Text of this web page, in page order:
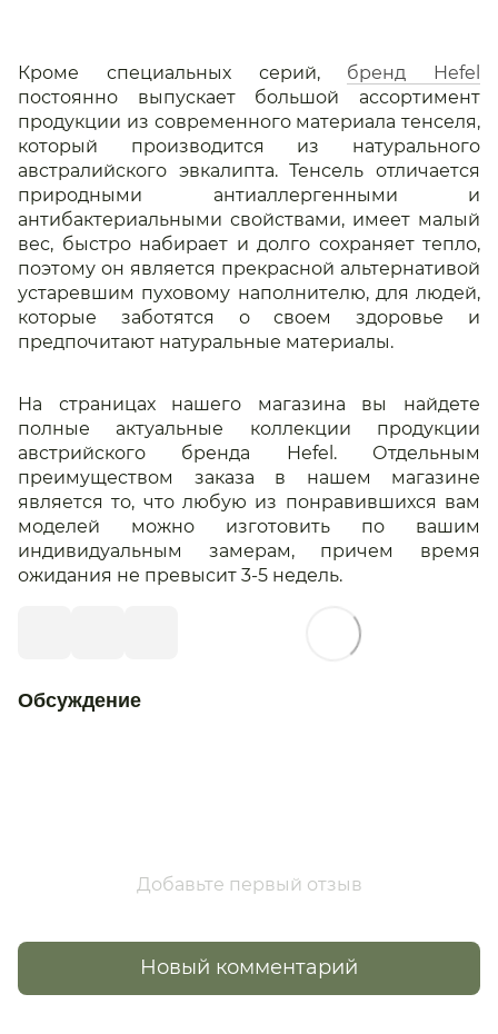
Кроме специальных серий, бренд Hefel
постоянно выпускает большой ассортимент
продукции из современного материала тенселя,
который производится из натурального
австралийского эвкалипта. Тенсель отличается
природными антиаллергенными и
антибактериальными свойствами, имеет малый
вес, быстро набирает и долго сохраняет тепло,
поэтому он является прекрасной альтернативой
устаревшим пуховому наполнителю, для людей,
которые заботятся о своем здоровье и
предпочитают натуральные материалы.
На страницах нашего магазина вы найдете
полные актуальные коллекции продукции
австрийского бренда Hefel. Отдельным
преимуществом заказа в нашем магазине
является то, что любую из понравившихся вам
моделей можно изготовить по вашим
индивидуальным замерам, причем время
ожидания не превысит 3-5 недель.
Обсуждение
Добавьте первый отзыв
Новый комментарий